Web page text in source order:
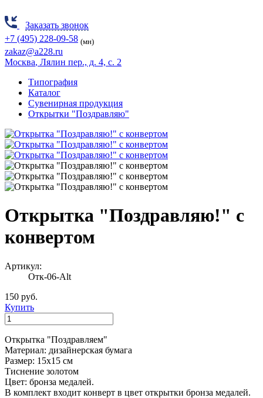
Заказать звонок
+7 (495) 228-09-58 (мн)
zakaz@a228.ru
Москва, Лялин пер., д. 4, с. 2
Типография
Каталог
Сувенирная продукция
Открытки "Поздравляю"
Открытка "Поздравляю!" с
конвертом
Артикул:
Отк-06-Alt
150 руб.
Купить
Открытка "Поздравляем"
Материал: дизайнерская бумага
Размер: 15х15 см
Тиснение золотом
Цвет: бронза медалей.
В комплект входит конверт в цвет открытки бронза медалей.